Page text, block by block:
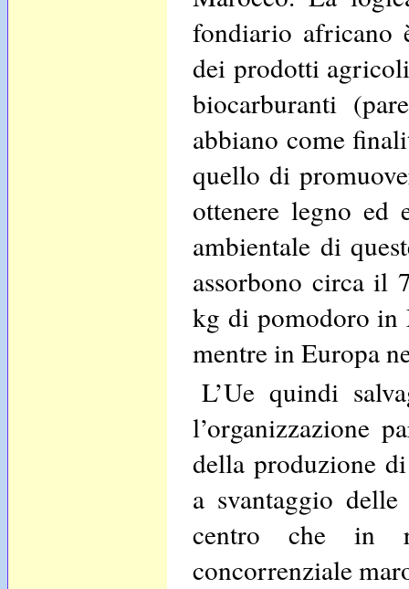
fondiario africano
dei prodotti
biocarburanti
abbiano come
quello di
ottenere legno ed
ambientale di
assorbono circa il
kg di pomodoro in
mentre in Europa
L’Ue quindi
l’organizzazione
della produzione
a svantaggio
centro che in
concorrenziale